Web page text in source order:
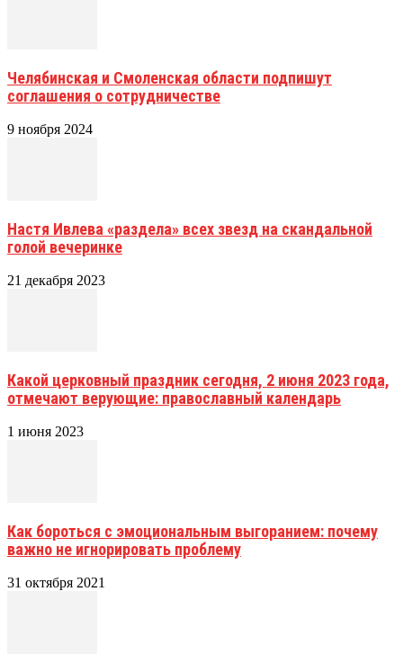
Челябинская и Смоленская области подпишут
соглашения о сотрудничестве
9 ноября 2024
Настя Ивлева «раздела» всех звезд на скандальной
голой вечеринке
21 декабря 2023
Какой церковный праздник сегодня, 2 июня 2023 года,
отмечают верующие: православный календарь
1 июня 2023
Как бороться с эмоциональным выгоранием: почему
важно не игнорировать проблему
31 октября 2021